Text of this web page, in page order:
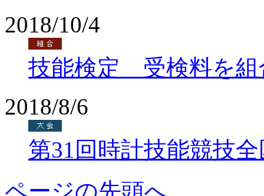
2018/10/4
技能検定 受検料を組
2018/8/6
第31回時計技能競技
ページの先頭へ